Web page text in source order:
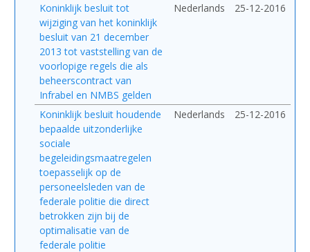
Koninklijk besluit tot
wijziging van het koninklijk
besluit van 21 december
2013 tot vaststelling van de
voorlopige regels die als
beheerscontract van
Infrabel en NMBS gelden
Nederlands 25-12-2016
Koninklijk besluit houdende
bepaalde uitzonderlijke
sociale
begeleidingsmaatregelen
toepasselijk op de
personeelsleden van de
federale politie die direct
betrokken zijn bij de
optimalisatie van de
federale politie
Nederlands 25-12-2016